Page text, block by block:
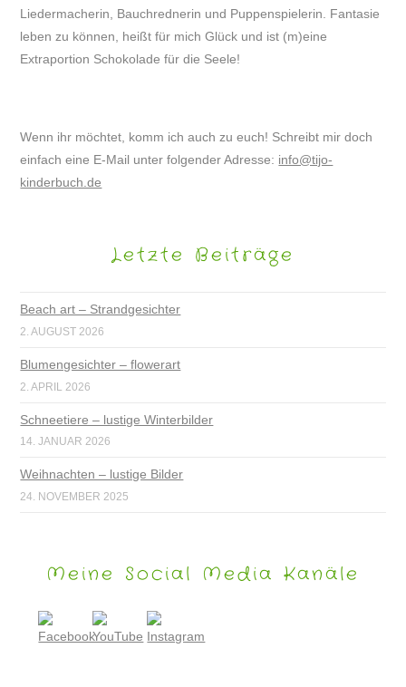
Liedermacherin, Bauchrednerin und Puppenspielerin. Fantasie
leben zu können, heißt für mich Glück und ist (m)eine
Extraportion Schokolade für die Seele!
Wenn ihr möchtet, komm ich auch zu euch! Schreibt mir doch
einfach eine E-Mail unter folgender Adresse: info@tijo-
kinderbuch.de
Letzte Beiträge
Beach art – Strandgesichter
2. AUGUST 2026
Blumengesichter – flowerart
2. APRIL 2026
Schneetiere – lustige Winterbilder
14. JANUAR 2026
Weihnachten – lustige Bilder
24. NOVEMBER 2025
Meine Social Media Kanäle